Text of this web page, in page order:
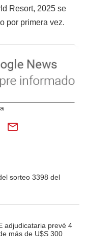
Resort, 2025 se
por primera vez.
sorteo 3398 del
adjudicataria prevé 4
más de U$S 300